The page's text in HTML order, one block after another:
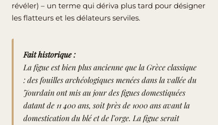
révéler) – un terme qui dériva plus tard pour désigner
les flatteurs et les délateurs serviles.
Fait historique :
La figue est bien plus ancienne que la Grèce classique
: des fouilles archéologiques menées dans la vallée du
Jourdain ont mis au jour des figues domestiquées
datant de 11 400 ans, soit près de 1000 ans avant la
domestication du blé et de l’orge. La figue serait